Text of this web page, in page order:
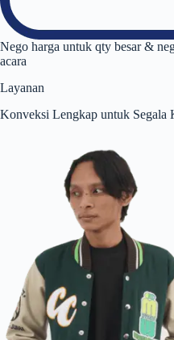
Nego harga untuk qty besar &
acara
Layanan
Konveksi Lengkap untuk Segala